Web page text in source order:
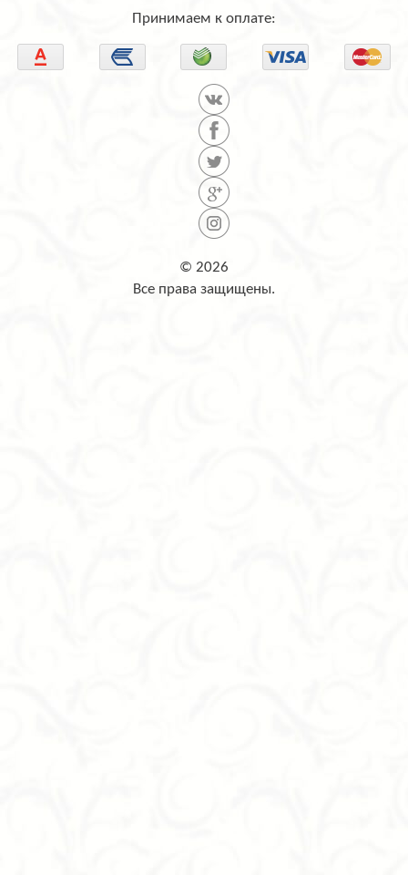
Принимаем к оплате:
© 2026
Все права защищены.